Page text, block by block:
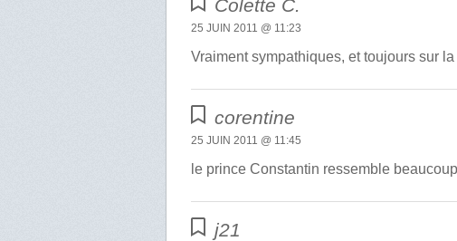
Colette C.
25 JUIN 2011 @ 11:23
Vraiment sympathiques, et toujours sur la
corentine
25 JUIN 2011 @ 11:45
le prince Constantin ressemble
j21